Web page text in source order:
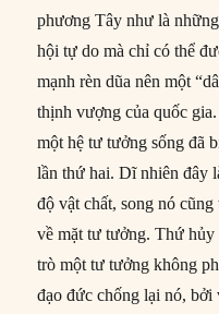
phương Tây như là
hội tự do mà chỉ có thể
mạnh rèn dũa nên một
thịnh vượng của quốc
một hệ tư tưởng sống đã
lần thứ hai. Dĩ nhiên đây
độ vật chất, song nó
về mặt tư tưởng. Thứ
trò một tư tưởng không
đạo đức chống lại nó, bởi